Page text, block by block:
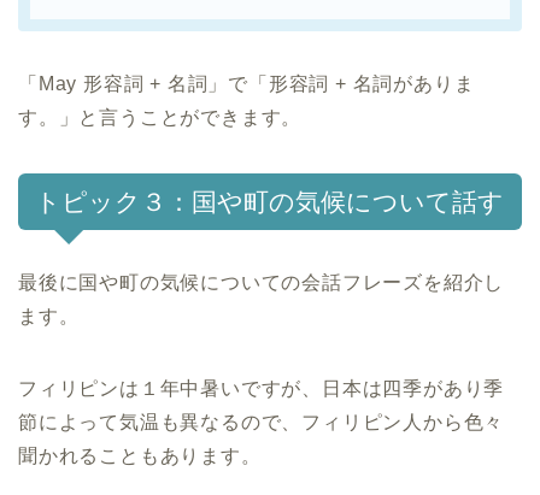
「May 形容詞 + 名詞」で「形容詞 + 名詞がありま
す。」と言うことができます。
トピック３：国や町の気候について話す
最後に国や町の気候についての会話フレーズを紹介し
ます。
フィリピンは１年中暑いですが、日本は四季があり季
節によって気温も異なるので、フィリピン人から色々
聞かれることもあります。